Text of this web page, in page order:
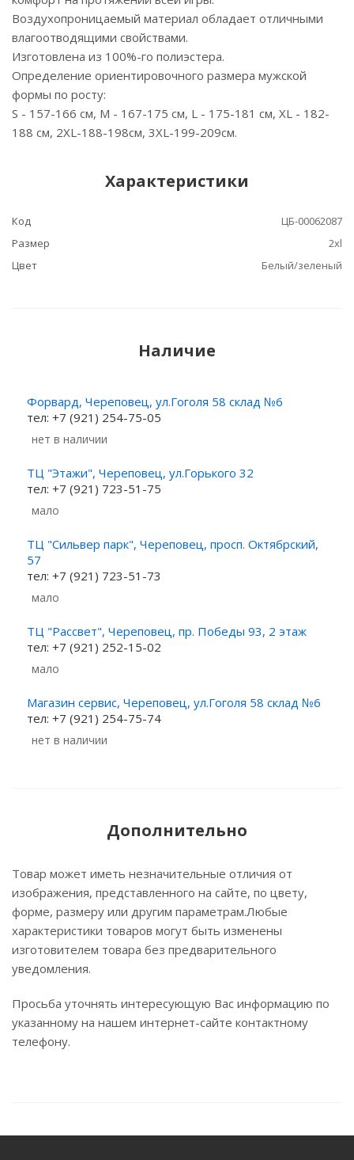
Воздухопроницаемый материал обладает отличными
влагоотводящими свойствами.
Изготовлена из 100%-го полиэстера.
Определение ориентировочного размера мужской
формы по росту:
S - 157-166 см, M - 167-175 см, L - 175-181 см, XL - 182-
188 см, 2XL-188-198см, 3XL-199-209см.
Характеристики
Код
ЦБ-00062087
Размер
2xl
Цвет
Белый/зеленый
Наличие
Форвард, Череповец, ул.Гоголя 58 склад №6
тел: +7 (921) 254-75-05
Нет в наличии
ТЦ "Этажи", Череповец, ул.Горького 32
тел: +7 (921) 723-51-75
Мало
ТЦ "Сильвер парк", Череповец, просп. Октябрский,
57
тел: +7 (921) 723-51-73
Мало
ТЦ "Рассвет", Череповец, пр. Победы 93, 2 этаж
тел: +7 (921) 252-15-02
Мало
Магазин сервис, Череповец, ул.Гоголя 58 склад №6
тел: +7 (921) 254-75-74
Нет в наличии
Дополнительно
Товар может иметь незначительные отличия от
изображения, представленного на сайте, по цвету,
форме, размеру или другим параметрам.Любые
характеристики товаров могут быть изменены
изготовителем товара без предварительного
уведомления.
Просьба уточнять интересующую Вас информацию по
указанному на нашем интернет-сайте контактному
телефону.